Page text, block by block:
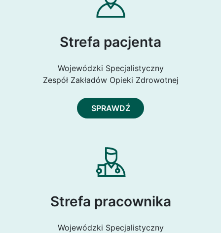
Strefa pacjenta
Wojewódzki Specjalistyczny
Zespół Zakładów Opieki Zdrowotnej
SPRAWDŹ
Strefa pracownika
Wojewódzki Specjalistyczny